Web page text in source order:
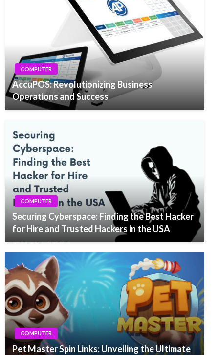
COMPUTER
AccuPOS: Revolutionizing Business
Operations and Success
COMPUTER
Securing Cyberspace: Finding the Best Hacker
for Hire and Trusted Hackers in the USA
COMPUTER
Pet Master Spin Links: Unveiling the Ultimate